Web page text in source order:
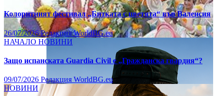
Колоритният фестивал „Битката с цветята“ във Валенсия
26/07/2026Редакция WorldBG.eu
НАЧАЛО НОВИНИ
Защо испанската Guardia Civil е „Гражданска гвардия“?
09/07/2026 Редакция WorldBG.eu
НОВИНИ